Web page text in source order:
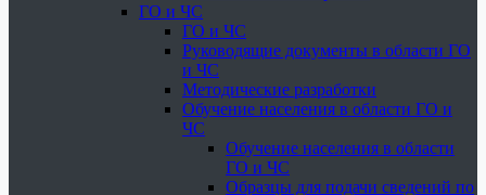
ГО и ЧС
ГО и ЧС
Руководящие документы в области ГО
и ЧС
Методические разработки
Обучение населения в области ГО и
ЧС
Обучение населения в области
ГО и ЧС
Образцы для подачи сведений по